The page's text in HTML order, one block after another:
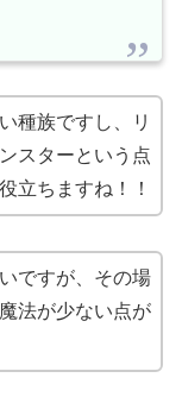
種族ですし、リ
スターという点
立ちますね！！
ですが、その場
法が少ない点が